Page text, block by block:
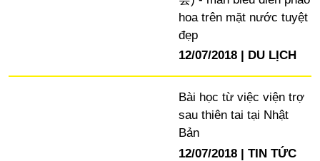
hoa trên mặt nước tuyệt
đẹp
12/07/2018
DU LỊCH
Bài học từ việc viện trợ
sau thiên tai tại Nhật
Bản
12/07/2018
TIN TỨC